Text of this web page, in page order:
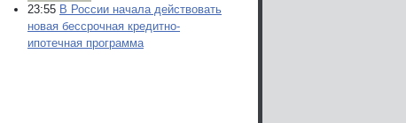
23:55 В России начала действовать
новая бессрочная кредитно-
ипотечная программа